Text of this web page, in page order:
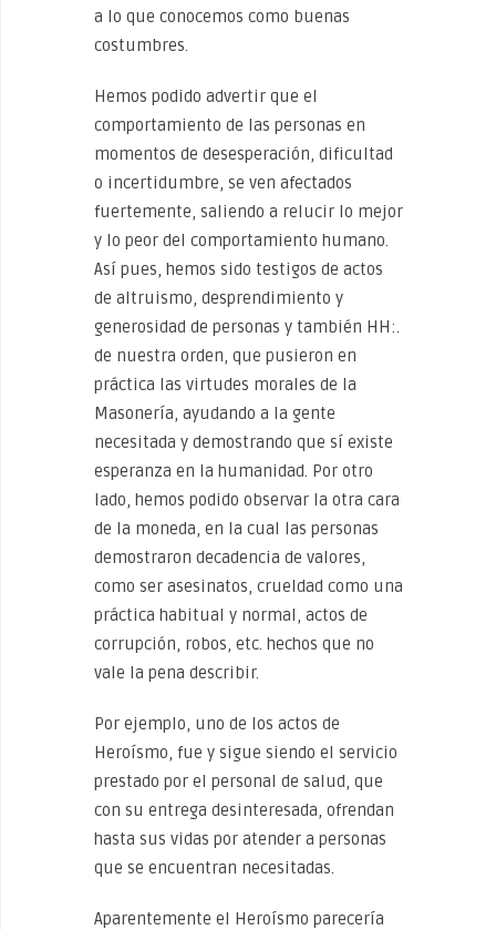
a lo que conocemos como buenas
costumbres.
Hemos podido advertir que el
comportamiento de las personas en
momentos de desesperación, dificultad
o incertidumbre, se ven afectados
fuertemente, saliendo a relucir lo mejor
y lo peor del comportamiento humano.
Así pues, hemos sido testigos de actos
de altruismo, desprendimiento y
generosidad de personas y también HH:.
de nuestra orden, que pusieron en
práctica las virtudes morales de la
Masonería, ayudando a la gente
necesitada y demostrando que sí existe
esperanza en la humanidad. Por otro
lado, hemos podido observar la otra cara
de la moneda, en la cual las personas
demostraron decadencia de valores,
como ser asesinatos, crueldad como una
práctica habitual y normal, actos de
corrupción, robos, etc. hechos que no
vale la pena describir.
Por ejemplo, uno de los actos de
Heroísmo, fue y sigue siendo el servicio
prestado por el personal de salud, que
con su entrega desinteresada, ofrendan
hasta sus vidas por atender a personas
que se encuentran necesitadas.
Aparentemente el Heroísmo parecería